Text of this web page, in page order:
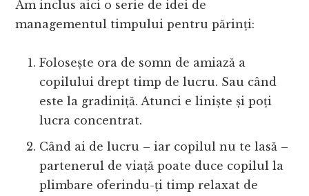
Am inclus aici o serie de idei de
managementul timpului pentru părinți:
Folosește ora de somn de amiază a
copilului drept timp de lucru. Sau când
este la gradiniță. Atunci e liniște și poți
lucra concentrat.
Când ai de lucru – iar copilul nu te lasă –
partenerul de viață poate duce copilul la
plimbare oferindu-ți timp relaxat de